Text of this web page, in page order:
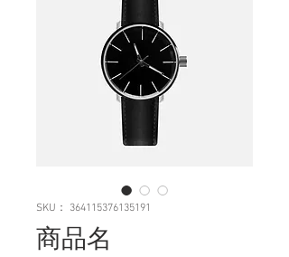
SKU： 364115376135191
商品名